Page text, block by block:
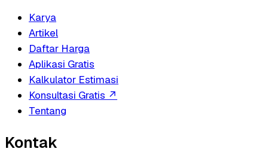
Karya
Artikel
Daftar Harga
Aplikasi Gratis
Kalkulator Estimasi
Konsultasi Gratis ↗
Tentang
Kontak